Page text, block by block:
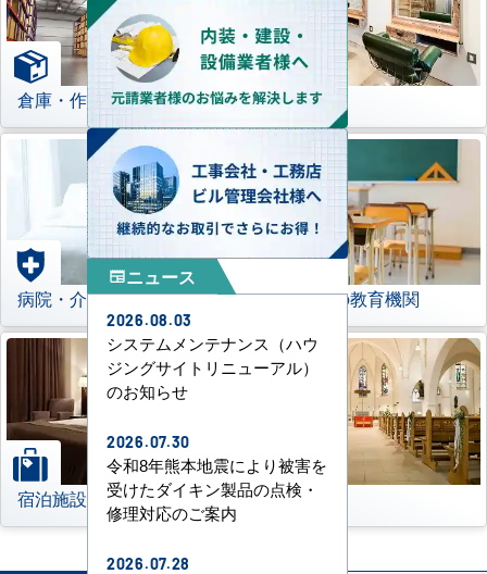
倉庫・作業場 理美容室
病院・介護施設 学校などの教育機関
宿泊施設 その他
newspaperニュース
2026.08.03
システムメンテナンス（ハウ
ジングサイトリニューアル）
のお知らせ
2026.07.30
令和8年熊本地震により被害を
受けたダイキン製品の点検・
修理対応のご案内
2026.07.28